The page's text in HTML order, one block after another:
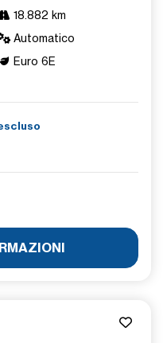
18.882 km
Automatico
Euro 6E